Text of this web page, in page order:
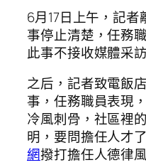
6月17日上午，記
事停止清楚，任務
此事不接收媒體采
之后，記者致電飯
事，任務職員表現
冷風刺骨，社區裡
明，要問擔任人才
網撥打擔任人德律